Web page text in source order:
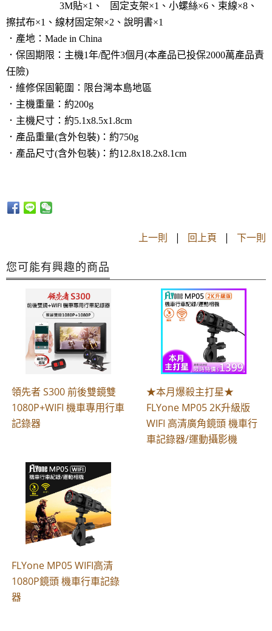
3M貼×1 、
固定支架×1、小螺絲×6、束線×8、
擦拭布×1、線材固定架×2、說明書×1
．產地：Made in China
．保固期限：主機1年/配件3個月(本產品已投保2000萬產品責
任險)
．維修保固範圍：限台灣本島地區
．主機重量：約200g
．主機尺寸：約5.1x8.5x1.8cm
． 產品重量(含外包裝)：約750g
．產品尺寸(含外包裝)：約12.8x18.2x8.1cm
上一則 | 回上頁 | 下一則
您可能有興趣的商品
領先者 S300 前後雙鏡雙
1080P+WIFI 機車專用行車
記錄器
★本月爆殺主打星★
FLYone MP05 2K升級版
WIFI 高清廣角鏡頭 機車行
車記錄器/運動攝影機
FLYone MP05 WIFI高清
1080P鏡頭 機車行車記錄
器